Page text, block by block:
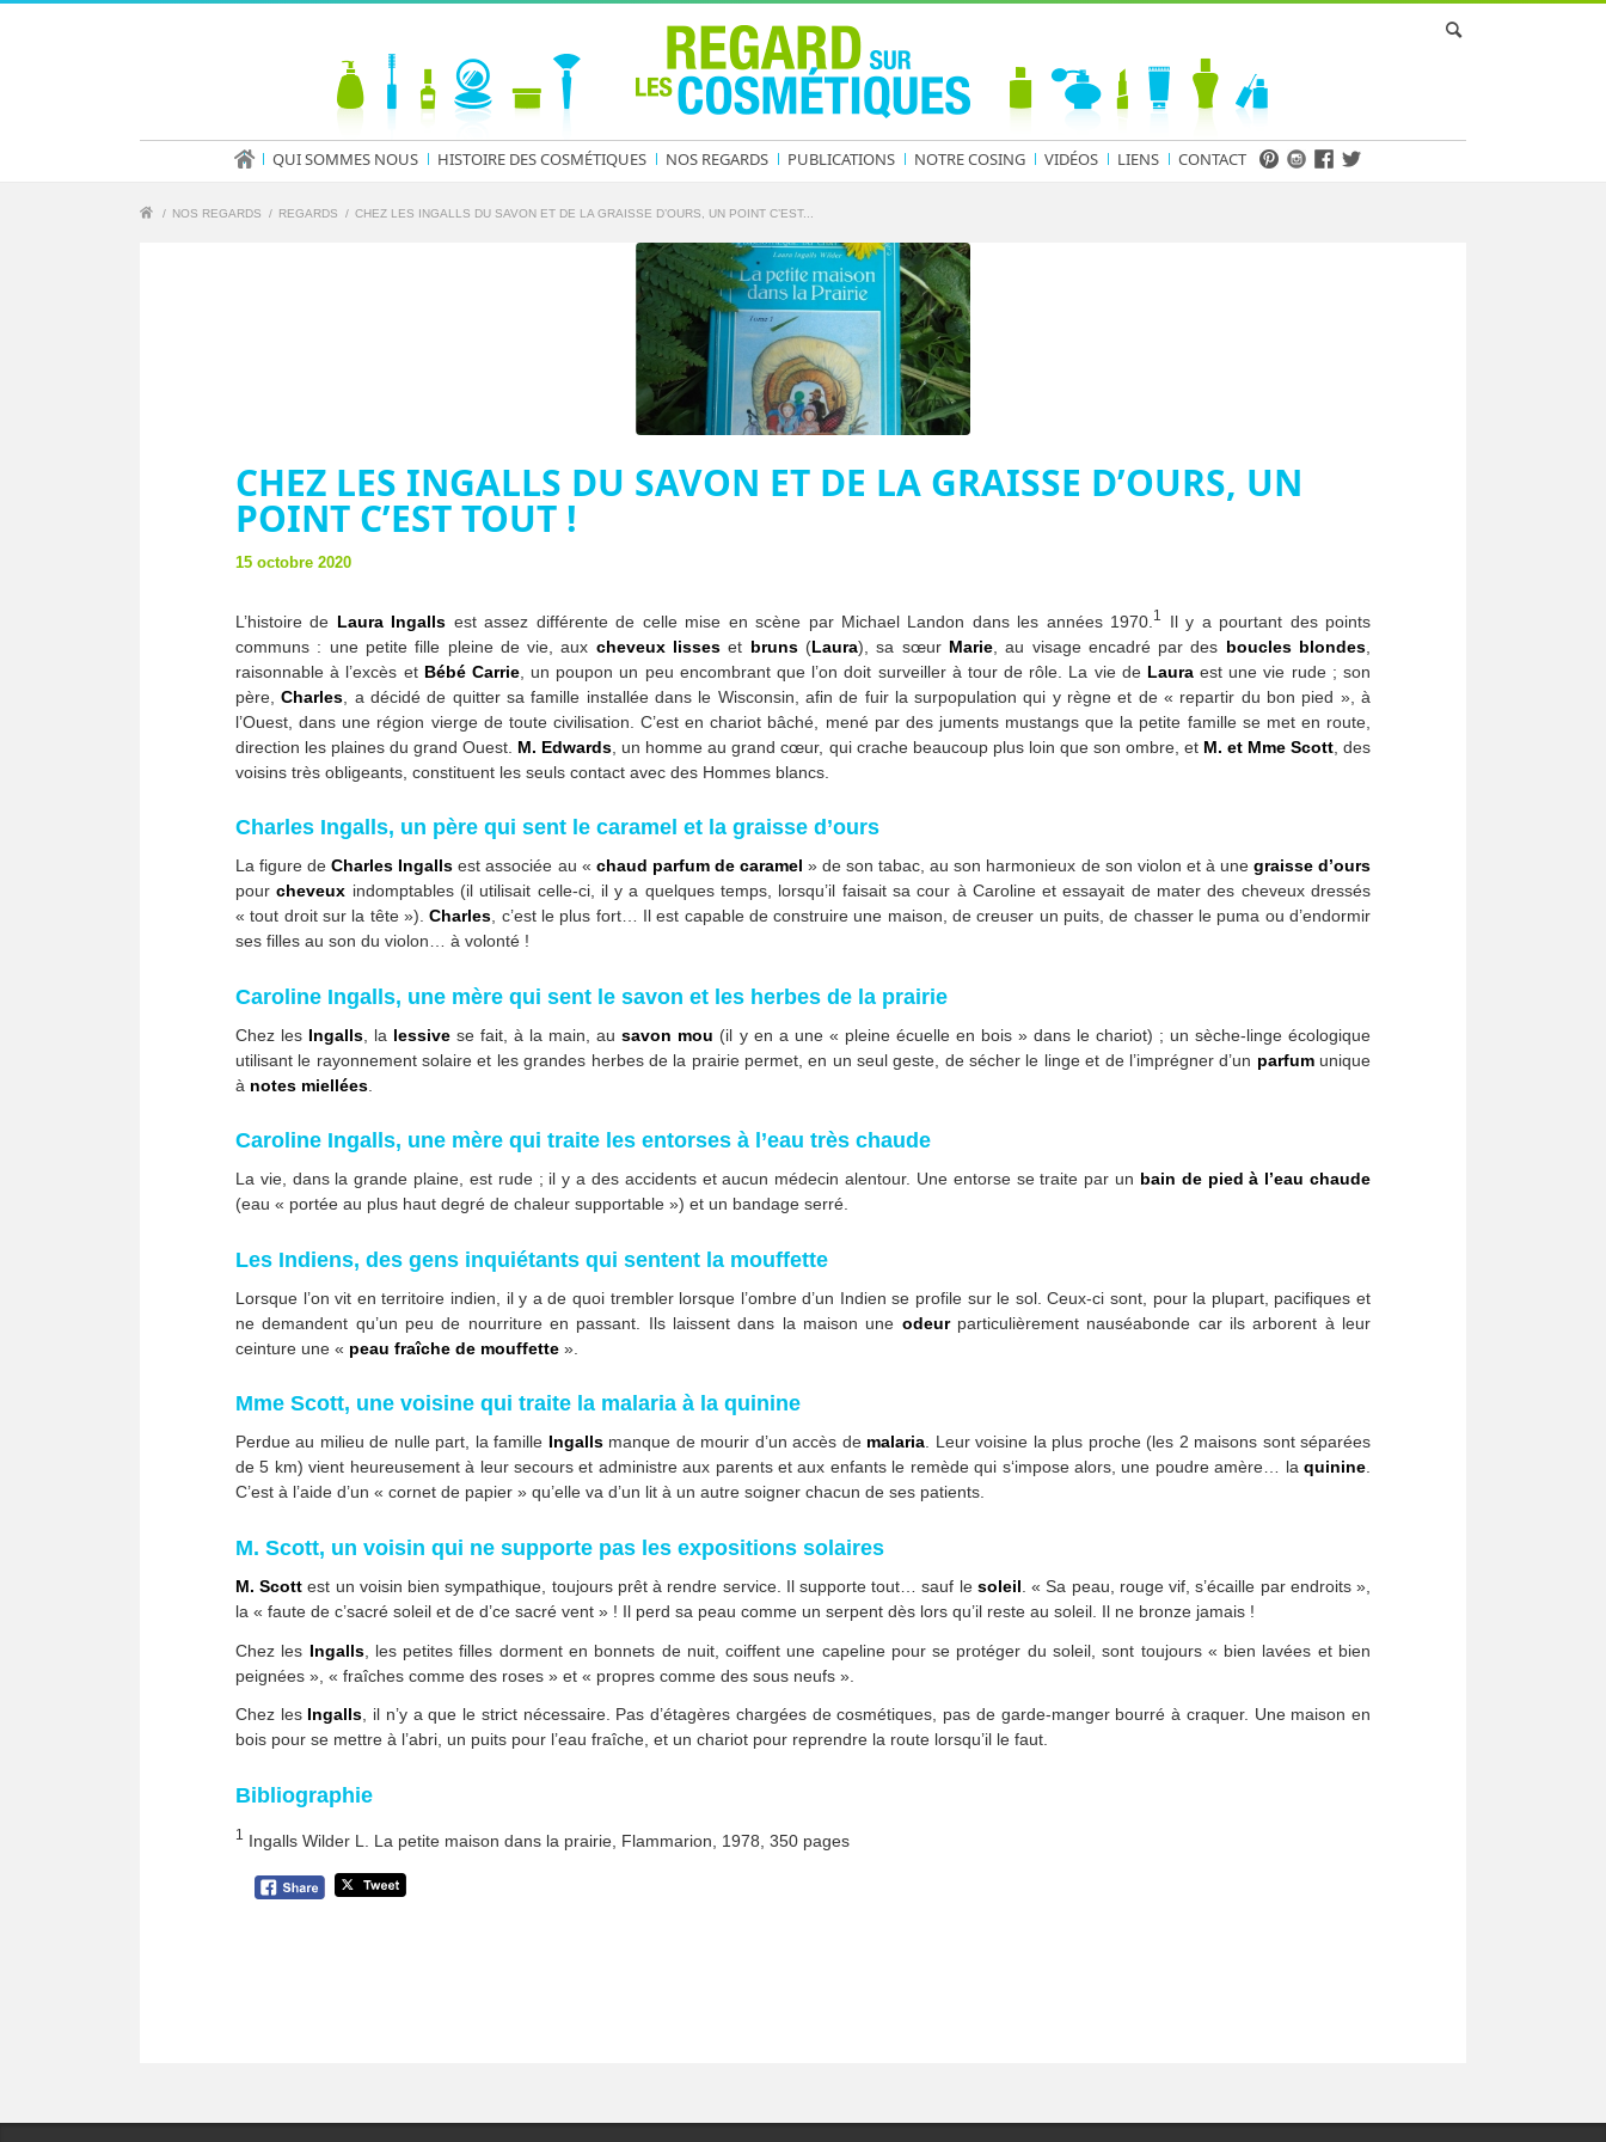
QUI SOMMES NOUS HISTOIRE DES COSMÉTIQUES NOS REGARDS PUBLICATIONS NOTRE COSING VIDÉOS LIENS CONTACT
/ NOS REGARDS / REGARDS / CHEZ LES INGALLS DU SAVON ET DE LA GRAISSE D’OURS, UN POINT C’EST...
CHEZ LES INGALLS DU SAVON ET DE LA GRAISSE D’OURS, UN
POINT C’EST TOUT !
15 octobre 2020
L’histoire de Laura Ingalls est assez différente de celle mise en scène par Michael Landon dans les années 1970. 1
Il y a pourtant des points
communs : une petite fille pleine de vie, aux cheveux lisses et bruns(Laura), sa sœur Marie, au visage encadré par des boucles blondes
raisonnable à l’excès et Bébé Carrie, un poupon un peu encombrant que l’on doit surveiller à tour de rôle. La vie de Lauraest une vie rude ; son
père,Charles , a décidé de quitter sa famille installée dans le Wisconsin, afin de fuir la surpopulation qui y règne et de « repartir du bon pied », à
l’Ouest, dans une région vierge de toute civilisation. C’est en chariot bâché, mené par des juments mustangs que la petite famille se met en route,
direction les plaines du grand Ouest. M. Edwards , un homme au grand cœur, qui crache beaucoup plus loin que son ombre, et M. et Mme Scott, des
voisins très obligeants, constituent les seuls contact avec des Hommes blancs.
Charles Ingalls, un père qui sent le caramel et la graisse d’ours
La figure deCharles Ingalls est associée au « chaud parfum de caramel » de son tabac, au son harmonieux de son violon et à une graisse d’ours
pourcheveux indomptables (il utilisait celle-ci, il y a quelques temps, lorsqu’il faisait sa cour à Caroline et essayait de mater des cheveux dressés
« tout droit sur la tête »).Charles, c’est le plus fort… Il est capable de construire une maison, de creuser un puits, de chasser le puma ou d’endormir
ses filles au son du violon… à volonté !
Caroline Ingalls, une mère qui sent le savon et les herbes de la prairie
Chez les Ingalls , la lessive se fait, à la main, ausavon mou (il y en a une « pleine écuelle en bois » dans le chariot) ; un sèche-linge écologique
utilisant le rayonnement solaire et les grandes herbes de la prairie permet, en un seul geste, de sécher le linge et de l’imprégner d’un parfumunique
à notes miellées
Caroline Ingalls, une mère qui traite les entorses à l’eau très chaude
La vie, dans la grande plaine, est rude ; il y a des accidents et aucun médecin alentour. Une entorse se traite par un bain de pied à l’eau chaude
(eau « portée au plus haut degré de chaleur supportable ») et un bandage serré.
Les Indiens, des gens inquiétants qui sentent la mouffette
Lorsque l’on vit en territoire indien, il y a de quoi trembler lorsque l’ombre d’un Indien se profile sur le sol. Ceux-ci sont, pour la plupart, pacifiques et
ne demandent qu’un peu de nourriture en passant. Ils laissent dans la maison une odeurparticulièrement nauséabonde car ils arborent à leur
ceinture une « peau fraîche de mouffette ».
Mme Scott, une voisine qui traite la malaria à la quinine
Perdue au milieu de nulle part, la famille Ingallsmanque de mourir d’un accès de malaria . Leur voisine la plus proche (les 2 maisons sont séparées
de 5 km) vient heureusement à leur secours et administre aux parents et aux enfants le remède qui s‘impose alors, une poudre amère… la quinine
C’est à l’aide d’un « cornet de papier » qu’elle va d’un lit à un autre soigner chacun de ses patients.
M. Scott, un voisin qui ne supporte pas les expositions solaires
M. Scott est un voisin bien sympathique, toujours prêt à rendre service. Il supporte tout… sauf le soleil . « Sa peau, rouge vif, s’écaille par endroits »,
la « faute de c’sacré soleil et de d’ce sacré vent » ! Il perd sa peau comme un serpent dès lors qu’il reste au soleil. Il ne bronze jamais !
Chez les Ingalls, les petites filles dorment en bonnets de nuit, coiffent une capeline pour se protéger du soleil, sont toujours « bien lavées et bien
peignées », « fraîches comme des roses » et « propres comme des sous neufs ».
Chez les Ingalls, il n’y a que le strict nécessaire. Pas d’étagères chargées de cosmétiques, pas de garde-manger bourré à craquer. Une maison en
bois pour se mettre à l’abri, un puits pour l’eau fraîche, et un chariot pour reprendre la route lorsqu’il le faut.
Bibliographie
1 Ingalls Wilder L. La petite maison dans la prairie, Flammarion, 1978, 350 pages